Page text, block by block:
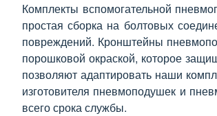
Комплекты вспомогательной
простая сборка на болтовых
повреждений. Кронштейны
порошковой окраской, которое
позволяют адаптировать наши
изготовителя пневмоподушек и
всего срока службы.